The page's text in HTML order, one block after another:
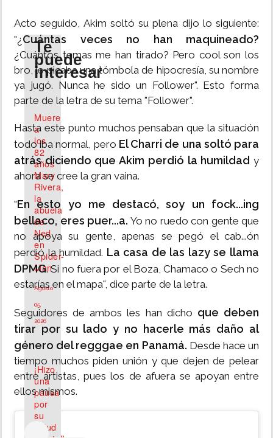
Te
puede
interesar
Muere
a
los
82
años
Mary
Rivera,
la
abuela
de
Ned
en
Spider-
Man
Agosto
05,
2026
¡Hizo
una
pausa
por
su
salud
Acto seguido, Akim soltó su plena dijo lo siguiente:
"¿ Cuántas veces no han maquineado?
¿Cuántos temas me han tirado? Pero cool son los
bro, le picaba una tómbola de hipocresía, su nombre
ya jugó. Nunca he sido un Follower". Esto forma
parte de la letra de su tema "Follower".
Hasta este punto muchos pensaban que la situación
todo iba normal, pero El Charri de una soltó para
atrás diciendo que Akim perdió la humildad y
ahora se cree la gran vaina.
"En esto yo me destacó, soy un fock...ing
bellaco, eres puer...a. Yo no ruedo con gente que
no apoya su gente, apenas se pegó el cab...ón
perdió la humildad. La casa de las lazy se llama
DPMG. Si no fuera por el Boza, Chamaco o Sech no
estarías en el mapa", dice parte de la letra.
Seguidores de ambos les han dicho que deben
tirar por su lado y no hacerle más daño al
género del regggae en Panamá. Desde hace un
tiempo muchos piden unión y que dejen de pelear
entre artistas, pues los de afuera se apoyan entre
ellos mismos.